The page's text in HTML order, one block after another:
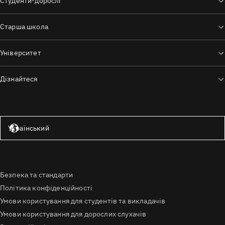
Старша школа
Університет
Дізнайтеся
Український
Безпека та стандарти
Політика конфіденційності
Умови користування для студентів та викладачів
Умови користування для дорослих слухачів